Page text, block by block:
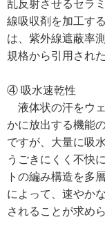
乱反射させるセラ
線吸収剤を加工す
は、紫外線遮蔽率
規格から引用され
④ 吸水速乾性
液体状の汗をウ
かに放出する機能
ですが、大量に吸
うごきにくく不快
トの編み構造を多
によって、速やか
されることが求め